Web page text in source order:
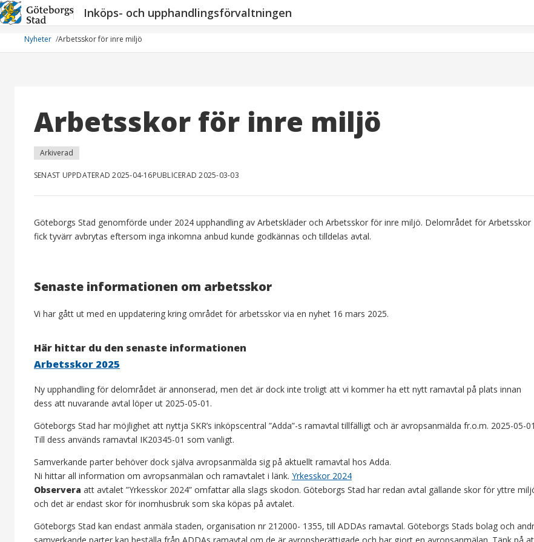
Hoppa
till
innehåll
Inköps- och upphandlingsförvaltningen
Nyheter Arbetsskor för inre miljö
Arbetsskor för inre miljö
Arkiverad
SENAST UPPDATERAD 2025-04-16PUBLICERAD 2025-03-03
Göteborgs Stad genomförde under 2024 upphandling av Arbetskläder och Arbetsskor för inre miljö. Delområdet för Arbetsskor
fick tyvärr avbrytas eftersom inga inkomna anbud kunde godkännas och tilldelas avtal.
Senaste informationen om arbetsskor
Vi har gått ut med en uppdatering kring området för arbetsskor via en nyhet 16 mars 2025.
Här hittar du den senaste informationen
Arbetsskor 2025
Ny upphandling för delområdet är annonserad, men det är dock inte troligt att vi kommer ha ett nytt ramavtal på plats innan
dess att nuvarande avtal löper ut 2025-05-01.
Göteborgs Stad har möjlighet att nyttja SKR’s inköpscentral ”Adda”-s ramavtal tillfälligt och är avropsanmälda fr.o.m. 2025-05-
Till dess används ramavtal IK20345-01 som vanligt.
Samverkande parter behöver dock själva avropsanmälda sig på aktuellt ramavtal hos Adda.
Ni hittar all information om avropsanmälan och ramavtalet i länk. Yrkesskor 2024
Observera att avtalet ”Yrkesskor 2024” omfattar alla slags skodon. Göteborgs Stad har redan avtal gällande skor för yttre
och det är endast skor för inomhusbruk som ska köpas på avtalet.
Göteborgs Stad kan endast anmäla staden, organisation nr 212000- 1355, till ADDAs ramavtal. Göteborgs Stads bolag och